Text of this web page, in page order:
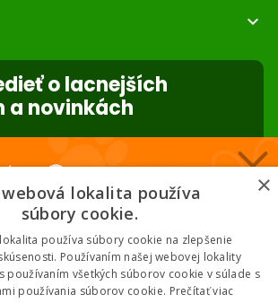
expand_more
lacnejšie!
o lacnejších
a novinkách
forward_to_inbox
so spracovaním osobných údajov na účely
ceny 🏆
produkty. 2 % cashback. Členstvo zadarmo.
Chcem klubové ceny
×
lokalita používa
súbory cookie.
používa súbory cookie na zlepšenie
Používaním našej webovej lokality
používaním všetkých súborov cookie v súlade s
používania súborov cookie. Prečítať viac